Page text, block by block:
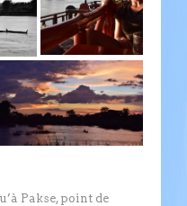
Pakse, point de